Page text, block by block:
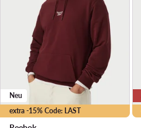
extra -15% Code: LAST
Neu